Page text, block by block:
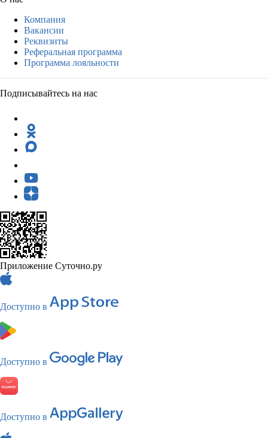
Компания
Вакансии
Реквизиты
Реферальная программа
Программа лояльности
Подписывайтесь на нас
Приложение Суточно.ру
Доступно в
Доступно в
Доступно в